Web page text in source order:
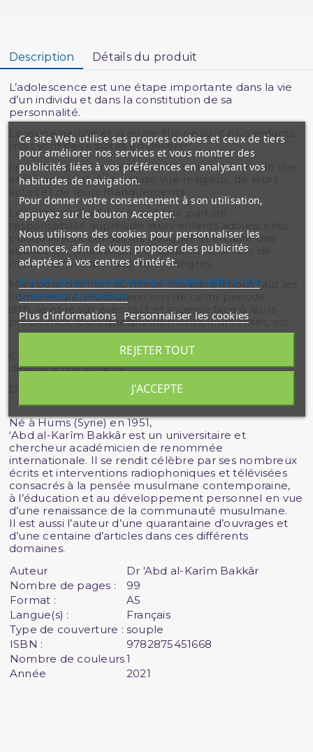
Description Détails du produit
L’adolescence est une étape importante dans la vie
d’un individu et dans la constitution de sa
personnalité.
Le jeune garçon et la jeune fille ne sont plus enfants
mais sont des adultes en devenir.
Ils sont cependant responsables, à tout point de vue
et notamment du point de vue religieux, de leurs
Les parents également ont leur part de
puisqu’ils sont censés les éduquer et en faire des
adultes qui (s’)assument et assurent leur rôle de
musulmans responsables et intègres.
Mais pour orienter au mieux nos ados, il nous faut les
comprendre, les soutenir lors de cette période
difficile et réagir avec tact et sagesse face à leurs
problèmes, leurs questionnements, leurs crises, etc.
C’est une part importante de l’éducation que nous
devons à nos enfants.
Dr ‘Abd al-Karîm Bakkâr :
Né à Hums (Syrie) en 1951,
‘Abd al-Karîm Bakkâr est un universitaire et
chercheur académicien de renommée
internationale. Il se rendit célèbre par ses nombreux
écrits et interventions radiophoniques et télévisées
consacrés à la pensée musulmane contemporaine,
à l’éducation et au développement personnel en vue
d’une renaissance de la communauté musulmane.
Il est aussi l’auteur d’une quarantaine d’ouvrages et
d’une centaine d’articles dans ces différents
domaines.
Auteur
Dr 'Abd al-Karîm Bakkâr
Nombre de pages :
99
Format :
A5
Langue(s) :
Français
Type de couverture : souple
ISBN :
9782875451668
Nombre de couleurs1
Année
2021
Ce site Web utilise ses propres cookies et ceux de tiers
pour améliorer nos services et vous montrer des
publicités liées à vos préférences en analysant vos
habitudes de navigation.
Pour donner votre consentement à son utilisation,
appuyez sur le bouton Accepter.
Nous utilisons des cookies pour personnaliser les
annonces, afin de vous proposer des publicités
adaptées à vos centres d'intérêt.
site de Google concernant la confidentialité et les
conditions d'utilisation
Plus d'informations Personnaliser les cookies
REJETER TOUT
J'ACCEPTE